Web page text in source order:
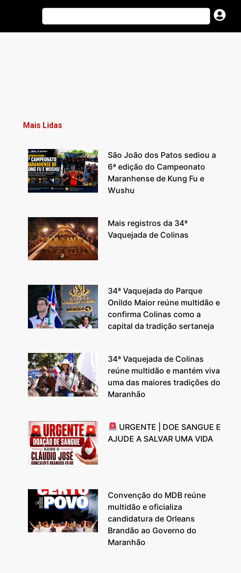
Mais Lidas
São João dos Patos sediou a
6ª edição do Campeonato
Maranhense de Kung Fu e
Wushu
Mais registros da 34ª
Vaquejada de Colinas
34ª Vaquejada do Parque
Onildo Maior reúne multidão e
confirma Colinas como a
capital da tradição sertaneja
34ª Vaquejada de Colinas
reúne multidão e mantém viva
uma das maiores tradições do
Maranhão
URGENTE | DOE SANGUE E
AJUDE A SALVAR UMA VIDA
Convenção do MDB reúne
multidão e oficializa
candidatura de Orleans
Brandão ao Governo do
Maranhão